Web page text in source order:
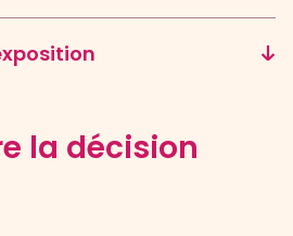
est différente en fonction
la décision